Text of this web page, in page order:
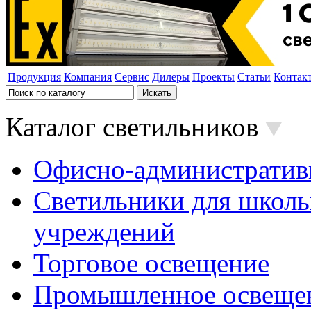
Продукция Компания Сервис Дилеры Проекты Статьи
Каталог светильников
Офисно-
Светильники для
учреждений
Торговое освещение
Промышленное